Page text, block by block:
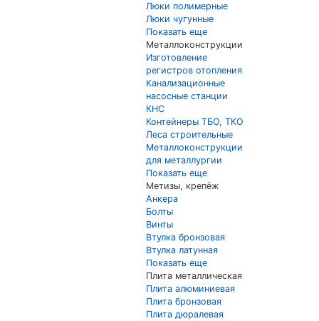
Люки полимерные
Люки чугунные
Показать еще
Металлоконструкции
Изготовление
регистров отопления
Канализационные
насосные станции
КНС
Контейнеры ТБО, ТКО
Леса строительные
Металлоконструкции
для металлургии
Показать еще
Метизы, крепёж
Анкера
Болты
Винты
Втулка бронзовая
Втулка латунная
Показать еще
Плита металлическая
Плита алюминиевая
Плита бронзовая
Плита дюралевая